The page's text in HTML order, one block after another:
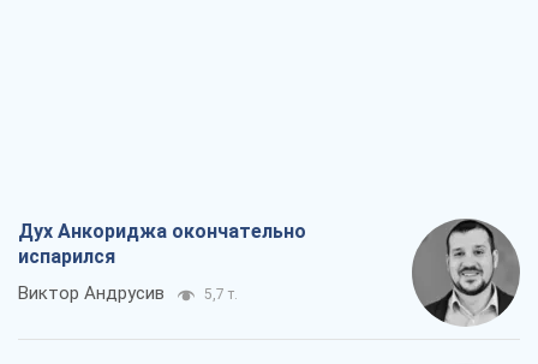
Дух Анкориджа окончательно
испарился
Виктор Андрусив 5,7 т.